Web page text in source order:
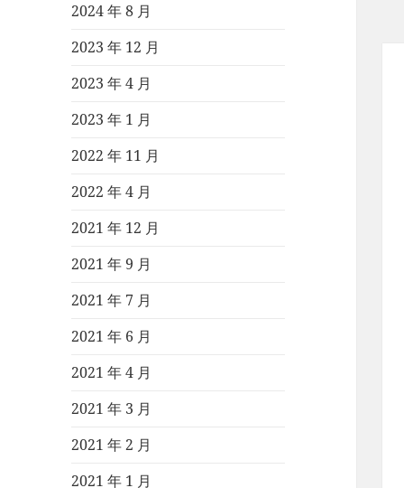
2024 年 8 月
2023 年 12 月
2023 年 4 月
2023 年 1 月
2022 年 11 月
2022 年 4 月
2021 年 12 月
2021 年 9 月
2021 年 7 月
2021 年 6 月
2021 年 4 月
2021 年 3 月
2021 年 2 月
2021 年 1 月